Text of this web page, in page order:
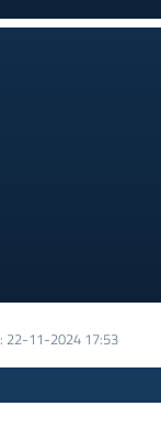
: 22-11-2024 17:53